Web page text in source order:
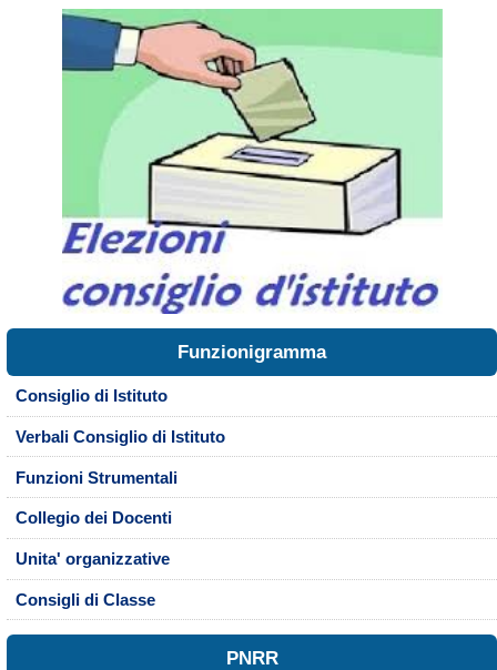
Funzionigramma
Consiglio di Istituto
Verbali Consiglio di Istituto
Funzioni Strumentali
Collegio dei Docenti
Unita' organizzative
Consigli di Classe
PNRR